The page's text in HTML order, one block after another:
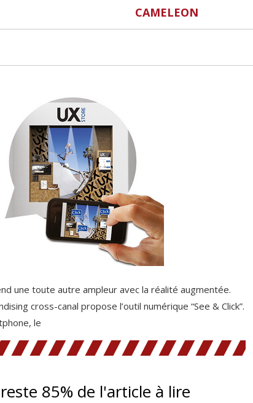
CAMELEON
une toute autre ampleur avec la réalité augmentée.
cross-canal propose l’outil numérique “See & Click”.
le
85% de l'article à lire